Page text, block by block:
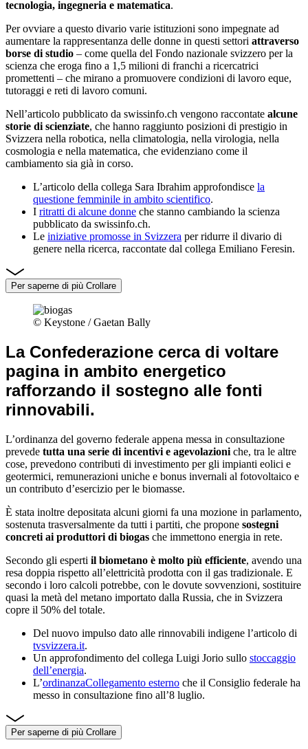
tecnologia, ingegneria e matematica.
Per ovviare a questo divario varie istituzioni sono impegnate ad
aumentare la rappresentanza delle donne in questi settori attraverso
borse di studio – come quella del Fondo nazionale svizzero per la
scienza che eroga fino a 1,5 milioni di franchi a ricercatrici
promettenti – che mirano a promuovere condizioni di lavoro eque,
tutoraggi e reti di lavoro comuni.
Nell’articolo pubblicato da swissinfo.ch vengono raccontate alcune
storie di scienziate, che hanno raggiunto posizioni di prestigio in
Svizzera nella robotica, nella climatologia, nella virologia, nella
cosmologia e nella matematica, che evidenziano come il
cambiamento sia già in corso.
L’articolo della collega Sara Ibrahim approfondisce la
questione femminile in ambito scientifico.
I ritratti di alcune donne che stanno cambiando la scienza
pubblicato da swissinfo.ch.
Le iniziative promosse in Svizzera per ridurre il divario di
genere nella ricerca, raccontate dal collega Emiliano Feresin.
Per saperne di più Crollare
© Keystone / Gaetan Bally
La Confederazione cerca di voltare
pagina in ambito energetico
rafforzando il sostegno alle fonti
rinnovabili.
L’ordinanza del governo federale appena messa in consultazione
prevede tutta una serie di incentivi e agevolazioni che, tra le altre
cose, prevedono contributi di investimento per gli impianti eolici e
geotermici, remunerazioni uniche e bonus invernali al fotovoltaico e
un contributo d’esercizio per le biomasse.
È stata inoltre depositata alcuni giorni fa una mozione in parlamento,
sostenuta trasversalmente da tutti i partiti, che propone sostegni
concreti ai produttori di biogas che immettono energia in rete.
Secondo gli esperti il biometano è molto più efficiente, avendo una
resa doppia rispetto all’elettricità prodotta con il gas tradizionale. E
secondo i loro calcoli potrebbe, con le dovute sovvenzioni, sostituire
quasi la metà del metano importato dalla Russia, che in Svizzera
copre il 50% del totale.
Del nuovo impulso dato alle rinnovabili indigene l’articolo di
tvsvizzera.it.
Un approfondimento del collega Luigi Jorio sullo stoccaggio
dell’energia.
L’ordinanzaCollegamento esterno che il Consiglio federale ha
messo in consultazione fino all’8 luglio.
Per saperne di più Crollare